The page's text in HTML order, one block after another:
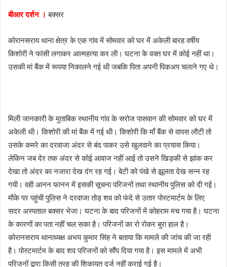
बीआर दर्शन । बक्सर
कोरानसराय थाना क्षेत्र के एक गांव में सोमवार को घर में अकेली बारह वर्षीय
किशोरी ने फांसी लगाकर आत्महत्या कर ली। घटना के वक्त घर में कोई नहीं था।
उसकी मां बैंक में रूपया निकालने गई थी जबकि पिता अपनी पिकअप चलाने गए थे।
मिली जानकारी के मुताबिक स्थानीय गांव के सरोज पासवान की सोमवार को घर में
अकेली थी। किशोरी की मां बैंक में गई थी। किशोरी कि माँ बैंक से वापस लौटी तो
उसके कमरे का दरवाजा अंदर से बंद पाकर उसे खुलवाने का प्रयास किया।
लेकिन जब देर तक अंदर से कोई आवाज नहीं आई तो उसने खिड़की से झांक कर
देखा तो अंदर का नजारा देख दंग रह गई। बेटी को पंखे से झूलता देख सन्न रह
गयी। वही आनन फानन में इसकी सूचना परिजनों तथा स्थानीय पुलिस को दी गई।
मौके पर पहुंची पुलिस ने दरवाजा तोड़ शव को फंदे से उतार पोस्टमार्टम के लिए
सदर अस्पताल बक्सर भेजा। घटना के बाद परिजनों में कोहराम मच गया है। घटना
के कारणों का पता नहीं चल सका है। परिजनों का रो रोकर बुरा हाल है।
कोरानसराय थानाध्यक्ष अभय कुमार सिंह ने बताया कि मामले की जांच की जा रही
है। पोस्टमार्टम के बाद शव परिजनों को सौंप दिया गया है। इस मामले में अभी
परिजनों द्वारा किसी तरह की शिकायत दर्ज नहीं कराई गई है।